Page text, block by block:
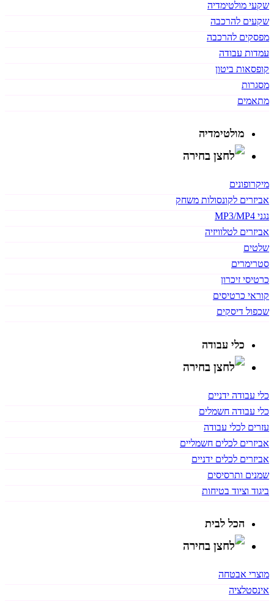
שקעי מולטימדיה
שקעים להרכבה
מפסקים להרכבה
עמדות עבודה
קופסאות ביטון
מסגרות
מתאמים
מולטימדיה
מיקרופונים
אביזרים לקונסולות משחק
נגני MP3/MP4
אביזרים לטלוויזיה
שלטים
סטרימרים
כרטיסי זיכרון
קוראי כרטיסים
שכפול דיסקים
כלי עבודה
כלי עבודה ידניים
כלי עבודה חשמלים
עזרים לכלי עבודה
אביזרים לכלים חשמליים
אביזרים לכלים ידניים
שמנים ותרסיסים
ביגוד וציוד בטיחות
הכל לבית
מוצרי אבטחה
אינסטלציה